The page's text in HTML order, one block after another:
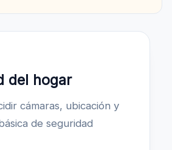
del hogar
cámaras, ubicación y
de seguridad